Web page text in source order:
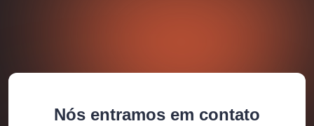
Nós entramos em contato